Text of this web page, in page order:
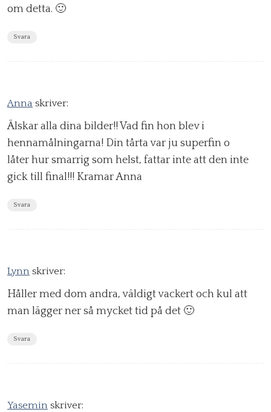
om detta. 🙂
Svara
Anna skriver:
Älskar alla dina bilder!! Vad fin hon blev i
hennamålningarna! Din tårta var ju superfin o
låter hur smarrig som helst, fattar inte att den inte
gick till final!!! Kramar Anna
Svara
Lynn skriver:
Håller med dom andra, väldigt vackert och kul att
man lägger ner så mycket tid på det 🙂
Svara
Yasemin skriver: